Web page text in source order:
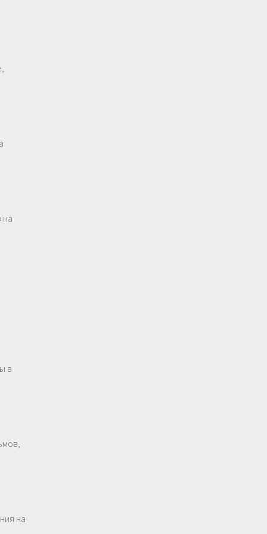
на
в
на